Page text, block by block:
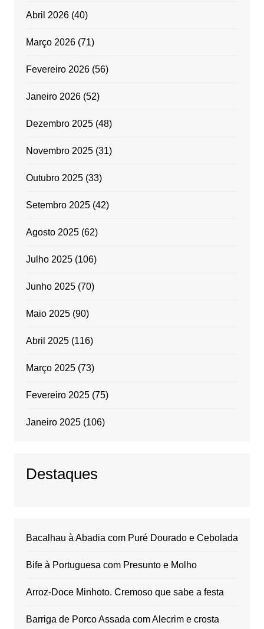
Abril 2026(40)
Março 2026(71)
Fevereiro 2026(56)
Janeiro 2026(52)
Dezembro 2025(48)
Novembro 2025(31)
Outubro 2025(33)
Setembro 2025(42)
Agosto 2025(62)
Julho 2025(106)
Junho 2025(70)
Maio 2025(90)
Abril 2025(116)
Março 2025(73)
Fevereiro 2025(75)
Janeiro 2025(106)
Destaques
Bacalhau à Abadia com Puré Dourado e Cebolada
Bife à Portuguesa com Presunto e Molho
Arroz-Doce Minhoto. Cremoso que sabe a festa
Barriga de Porco Assada com Alecrim e crosta